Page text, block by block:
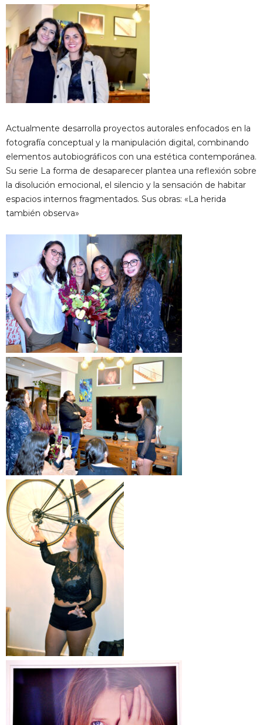
Actualmente desarrolla proyectos autorales enfocados en la
fotografía conceptual y la manipulación digital, combinando
elementos autobiográficos con una estética contemporánea.
Su serie La forma de desaparecer plantea una reflexión sobre
la disolución emocional, el silencio y la sensación de habitar
espacios internos fragmentados. Sus obras: «La herida
también observa»